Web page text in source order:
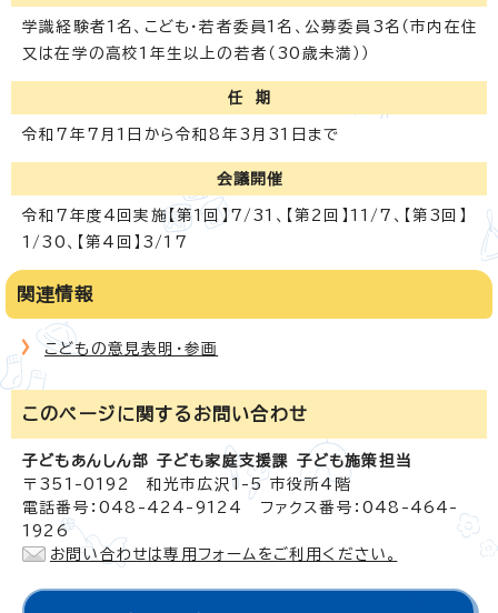
学識経験者1名、こども・若者委員1名、公募委員3名（市内在住
又は在学の高校1年生以上の若者（30歳未満））
任 期
令和7年7月1日から令和8年3月31日まで
会議開催
令和7年度4回実施【第1回】7/31、【第2回】11/7、【第3回】
1/30、【第4回】3/17
関連情報
こどもの意見表明・参画
このページに関する お問い合わせ
子どもあんしん部 子ども家庭支援課 子ども施策担当
〒351-0192 和光市広沢1-5 市役所4階
電話番号：048-424-9124 ファクス番号：048-464-
1926
お問い合わせは専用フォームをご利用ください。